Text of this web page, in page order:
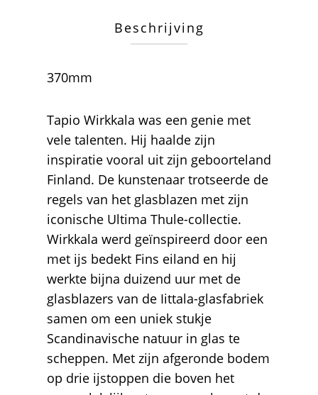
Beschrijving
370mm
Tapio Wirkkala was een genie met
vele talenten. Hij haalde zijn
inspiratie vooral uit zijn geboorteland
Finland. De kunstenaar trotseerde de
regels van het glasblazen met zijn
iconische Ultima Thule-collectie.
Wirkkala werd geïnspireerd door een
met ijs bedekt Fins eiland en hij
werkte bijna duizend uur met de
glasblazers van de Iittala-glasfabriek
samen om een uniek stukje
Scandinavische natuur in glas te
scheppen. Met zijn afgeronde bodem
op drie ijstoppen die boven het